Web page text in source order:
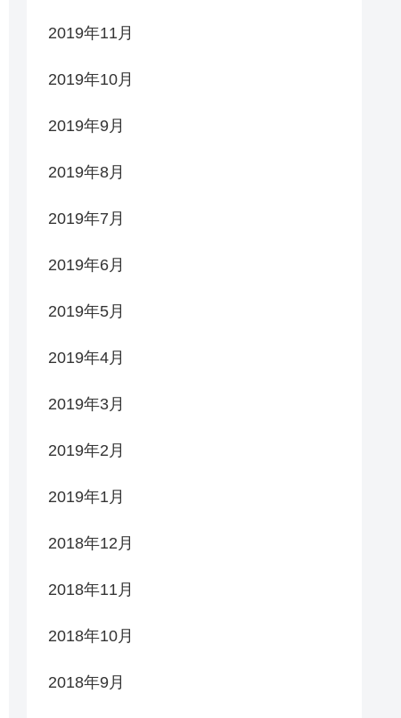
2019年11月
2019年10月
2019年9月
2019年8月
2019年7月
2019年6月
2019年5月
2019年4月
2019年3月
2019年2月
2019年1月
2018年12月
2018年11月
2018年10月
2018年9月